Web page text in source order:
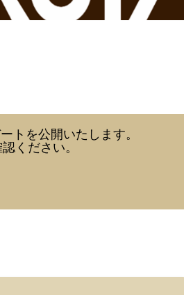
トを公開いたします。
ください。